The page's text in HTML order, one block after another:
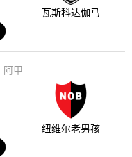
瓦斯科达伽马
阿甲
纽维尔老男孩